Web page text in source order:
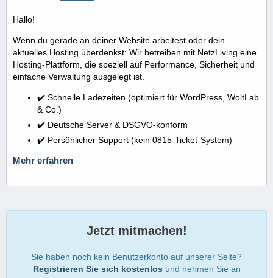
Hallo!
Wenn du gerade an deiner Website arbeitest oder dein
aktuelles Hosting überdenkst: Wir betreiben mit NetzLiving eine
Hosting-Plattform, die speziell auf Performance, Sicherheit und
einfache Verwaltung ausgelegt ist.
✔️ Schnelle Ladezeiten (optimiert für WordPress, WoltLab
& Co.)
✔️ Deutsche Server & DSGVO-konform
✔️ Persönlicher Support (kein 0815-Ticket-System)
Mehr erfahren
Jetzt mitmachen!
Sie haben noch kein Benutzerkonto auf unserer Seite?
Registrieren Sie sich kostenlos und nehmen Sie an